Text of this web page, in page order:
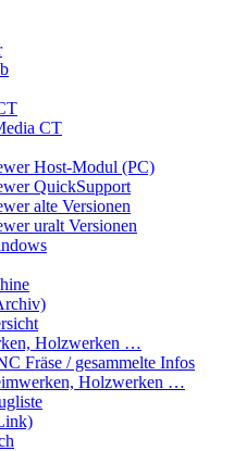
CT
Host-Modul (PC)
QuickSupport
alte Versionen
uralt Versionen
Holzwerken …
Fräse / gesammelte Infos
Holzwerken …